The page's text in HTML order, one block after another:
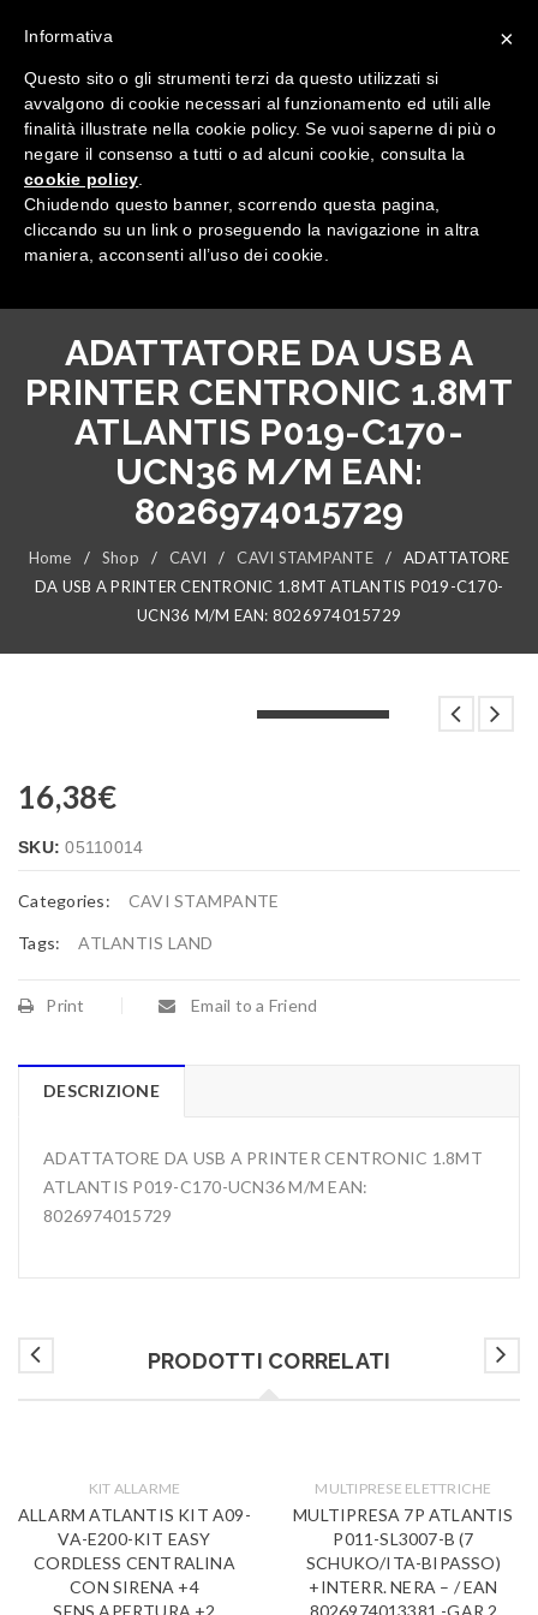
Tutte le categorie
ADATTATORE DA USB A
PRINTER CENTRONIC 1.8MT
ATLANTIS P019-C170-
UCN36 M/M EAN:
8026974015729
Home / Shop / CAVI / CAVI STAMPANTE /
ADATTATORE
DA USB A PRINTER CENTRONIC 1.8MT ATLANTIS P019-C170-
UCN36 M/M EAN: 8026974015729
16,38€
SKU:05110014
Categories: CAVI STAMPANTE
Tags: ATLANTIS LAND
Print Email to a Friend
DESCRIZIONE
ADATTATORE DA USB A PRINTER CENTRONIC 1.8MT
ATLANTIS P019-C170-UCN36 M/M EAN:
8026974015729
PRODOTTI CORRELATI
KIT ALLARME
ALLARM ATLANTIS KIT A09-
VA-E200-KIT EASY
CORDLESS CENTRALINA
CON SIRENA +4
SENS.APERTURA +2
MULTIPRESE ELETTRICHE
MULTIPRESA 7P ATLANTIS
P011-SL3007-B (7
SCHUKO/ITA-BIPASSO)
+INTERR. NERA – / EAN
8026974013381 -GAR.2
×
Informativa
Questo sito o gli strumenti terzi da questo utilizzati si
avvalgono di cookie necessari al funzionamento ed utili alle
finalità illustrate nella cookie policy. Se vuoi saperne di più o
negare il consenso a tutti o ad alcuni cookie, consulta la
cookie policy
Chiudendo questo banner, scorrendo questa pagina,
cliccando su un link o proseguendo la navigazione in altra
maniera, acconsenti all’uso dei cookie.